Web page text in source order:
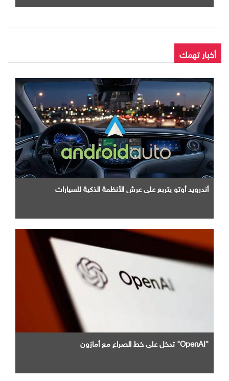
أخبار تهمك
أندرويد أوتو يتربع علي عرش الأنظمة الذكية للسيارات
"OpenAI" تدخل علي خط الصراع مع أمازون